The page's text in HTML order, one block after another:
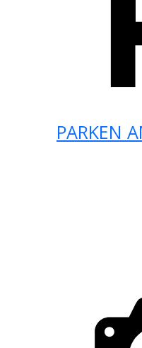
PARKEN